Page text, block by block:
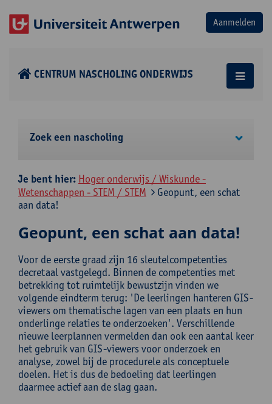
CENTRUM NASCHOLING ONDERWIJS
Zoek een nascholing
Je bent hier: Hoger onderwijs / Wiskunde -
Wetenschappen - STEM / STEM
Geopunt, een schat
aan data!
Geopunt, een schat aan data!
Voor de eerste graad zijn 16 sleutelcompetenties
decretaal vastgelegd. Binnen de competenties met
betrekking tot ruimtelijk bewustzijn vinden we
volgende eindterm terug: 'De leerlingen hanteren GIS-
viewers om thematische lagen van een plaats en hun
onderlinge relaties te onderzoeken'. Verschillende
nieuwe leerplannen vermelden dan ook een aantal keer
het gebruik van GIS-viewers voor onderzoek en
analyse, zowel bij de procedurele als conceptuele
doelen. Het is dus de bedoeling dat leerlingen
daarmee actief aan de slag gaan.